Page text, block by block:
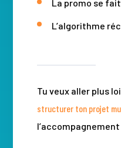
La promo se
L’algorithme
Tu veux aller plus
structurer ton projet
l’accompagnement